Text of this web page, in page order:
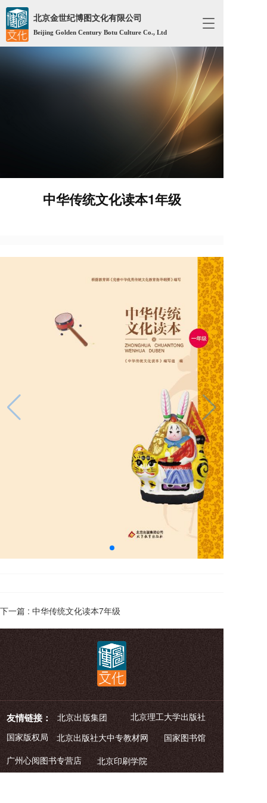
T
g
g
l
e
n
a
g
i
北京金世纪博图文化有限公司
Beijing Golden Century Botu Culture Co., Ltd
中华传统文化读本1年级
下一篇 : 中华传统文化读本7年级
友情链接： 北京出版集团 北京理工大学出版社
国家版权局 北京出版社大中专教材网
    国家图书馆
广州心阅图书专营店 北京印刷学院